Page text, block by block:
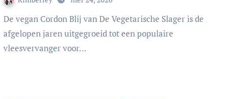
De vegan Cordon Blij van De Vegetarische Slager is de
afgelopen jaren uitgegroeid tot een populaire
vleesvervanger voor…